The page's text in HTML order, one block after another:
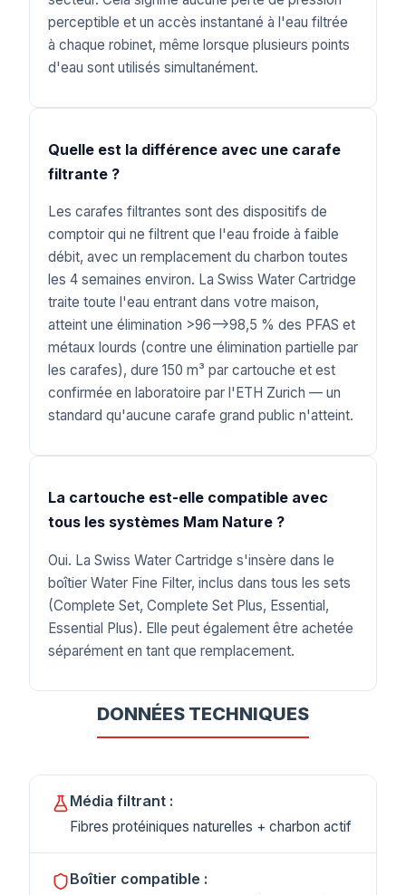
perceptible et un accès instantané à l'eau filtrée
à chaque robinet, même lorsque plusieurs points
d'eau sont utilisés simultanément.
Quelle est la différence avec une carafe
filtrante ?
Les carafes filtrantes sont des dispositifs de
comptoir qui ne filtrent que l'eau froide à faible
débit, avec un remplacement du charbon toutes
les 4 semaines environ. La Swiss Water Cartridge
traite toute l'eau entrant dans votre maison,
atteint une élimination >96–>98,5 % des PFAS et
métaux lourds (contre une élimination partielle par
les carafes), dure 150 m³ par cartouche et est
confirmée en laboratoire par l'ETH Zurich — un
standard qu'aucune carafe grand public n'atteint.
La cartouche est-elle compatible avec
tous les systèmes Mam Nature ?
Oui. La Swiss Water Cartridge s'insère dans le
boîtier Water Fine Filter, inclus dans tous les sets
(Complete Set, Complete Set Plus, Essential,
Essential Plus). Elle peut également être achetée
séparément en tant que remplacement.
DONNÉES TECHNIQUES
Média filtrant :
Fibres protéiniques naturelles + charbon actif
Boîtier compatible :